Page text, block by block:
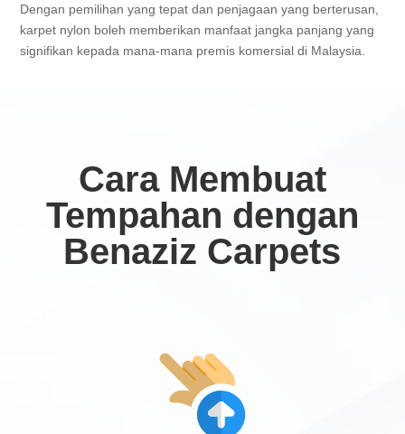
Dengan pemilihan yang tepat dan penjagaan yang berterusan,
karpet nylon boleh memberikan manfaat jangka panjang yang
signifikan kepada mana-mana premis komersial di Malaysia.
Cara Membuat
Tempahan dengan
Benaziz Carpets